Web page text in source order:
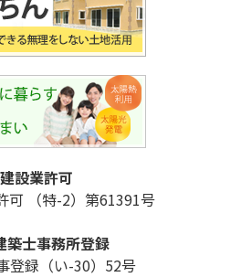
建設業許可
可 （特-2）第61391号
築士事務所登録
登録（い-30）52号